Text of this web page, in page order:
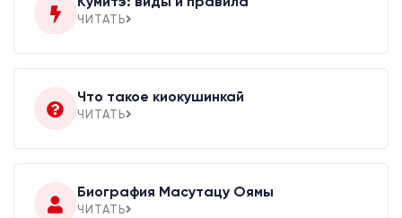
ЧИТАТЬ
Что такое киокушинкай
ЧИТАТЬ
Биография Масутацу Оямы
ЧИТАТЬ